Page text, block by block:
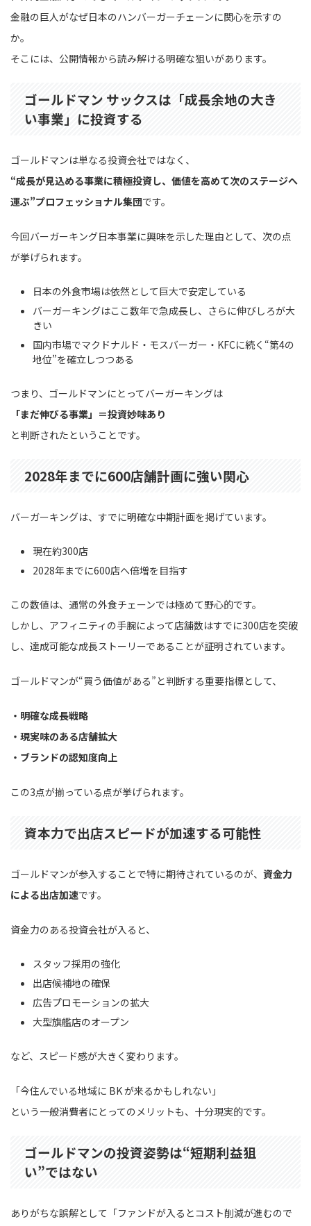
金融の巨人がなぜ日本のハンバーガーチェーンに関心を示すの
か。
そこには、公開情報から読み解ける明確な狙いがあります。
ゴールドマン サックスは「成長余地の大き
い事業」に投資する
ゴールドマンは単なる投資会社ではなく、
“成長が見込める事業に積極投資し、価値を高めて次のステージへ
運ぶ”プロフェッショナル集団です。
今回バーガーキング日本事業に興味を示した理由として、次の点
が挙げられます。
日本の外食市場は依然として巨大で安定している
バーガーキングはここ数年で急成長し、さらに伸びしろが大
きい
国内市場でマクドナルド・モスバーガー・KFCに続く“第4の
地位”を確立しつつある
つまり、ゴールドマンにとってバーガーキングは
「まだ伸びる事業」＝投資妙味あり
と判断されたということです。
2028年までに600店舗計画に強い関心
バーガーキングは、すでに明確な中期計画を掲げています。
現在約300店
2028年までに600店へ倍増を目指す
この数値は、通常の外食チェーンでは極めて野心的です。
しかし、アフィニティの手腕によって店舗数はすでに300店を突破
し、達成可能な成長ストーリーであることが証明されています。
ゴールドマンが“買う価値がある”と判断する重要指標として、
・明確な成長戦略
・現実味のある店舗拡大
・ブランドの認知度向上
この3点が揃っている点が挙げられます。
資本力で出店スピードが加速する可能性
ゴールドマンが参入することで特に期待されているのが、 資金力
による出店加速です。
資金力のある投資会社が入ると、
スタッフ採用の強化
出店候補地の確保
広告プロモーションの拡大
大型旗艦店のオープン
など、スピード感が大きく変わります。
「今住んでいる地域に BK が来るかもしれない」
という一般消費者にとってのメリットも、十分現実的です。
ゴールドマンの投資姿勢は“短期利益狙
い”ではない
ありがちな誤解として「ファンドが入るとコスト削減が進むので